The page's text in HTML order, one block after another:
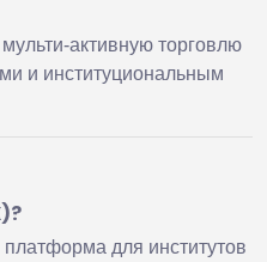
торговлю
и институциональным
для институтов